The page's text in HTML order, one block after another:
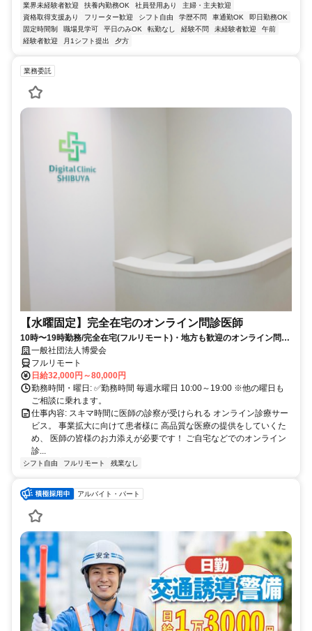
業界未経験者歓迎 扶養内勤務OK 社員登用あり
主婦・主夫歓迎
資格取得支援あり
フリーター歓迎 シフト自由 学歴不問 車通勤OK
即日勤務OK
固定時間制
職場見学可 平日のみOK 転勤なし 経験不問 未経験者歓迎
午前
経験者歓迎
月1シフト提出 夕方
業務委託
【水曜固定】完全在宅のオンライン問診医師
10時〜19時勤務/完全在宅(フルリモート)・地方も歓迎のオンライン問診
業務一般社団法人博愛会
フルリモート
日給32,000円～80,000円
勤務時間・曜日: ✅勤務時間 毎週水曜日 10:00～19:00 ※他の曜日も
ご相談に乗れます。
仕事内容: スキマ時間に医師の診察が受けられる オンライン診療サー
ビス。 事業拡大に向けて患者様に 高品質な医療の提供をしていくた
め、 医師の皆様のお力添えが必要です！ ご自宅などでのオンライン
診...
シフト自由 フルリモート 残業なし
アルバイト・パート